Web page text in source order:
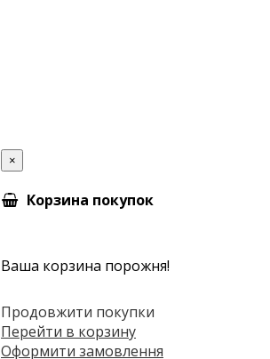
×
Корзина покупок
Ваша корзина порожня!
Продовжити покупки
Перейти в корзину
Оформити замовлення